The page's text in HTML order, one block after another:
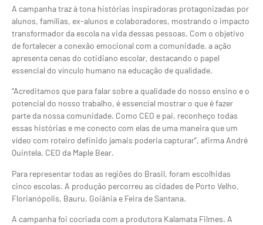
A campanha traz à tona histórias inspiradoras protagonizadas por
alunos, famílias, ex-alunos e colaboradores, mostrando o impacto
transformador da escola na vida dessas pessoas. Com o objetivo
de fortalecer a conexão emocional com a comunidade, a ação
apresenta cenas do cotidiano escolar, destacando o papel
essencial do vínculo humano na educação de qualidade.
“Acreditamos que para falar sobre a qualidade do nosso ensino e o
potencial do nosso trabalho, é essencial mostrar o que é fazer
parte da nossa comunidade. Como CEO e pai, reconheço todas
essas histórias e me conecto com elas de uma maneira que um
vídeo com roteiro definido jamais poderia capturar”, afirma André
Quintela, CEO da Maple Bear.
Para representar todas as regiões do Brasil, foram escolhidas
cinco escolas. A produção percorreu as cidades de Porto Velho,
Florianópolis, Bauru, Goiânia e Feira de Santana.
A campanha foi cocriada com a produtora Kalamata Filmes. A